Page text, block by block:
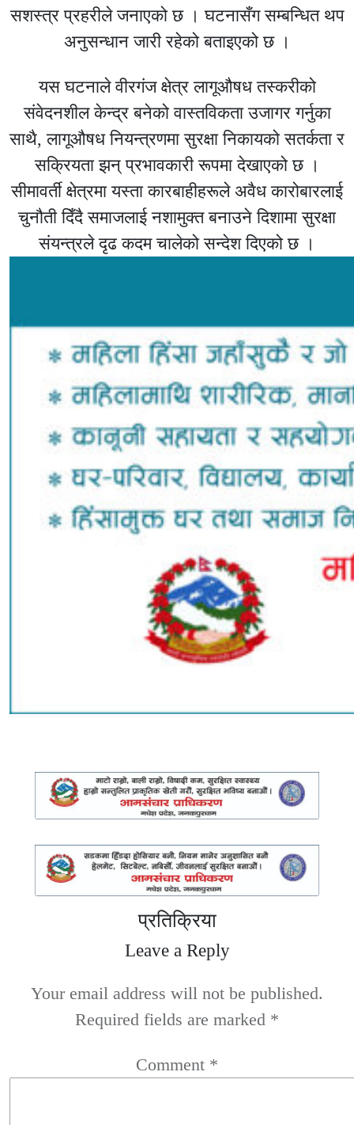
सशस्त्र प्रहरीले जनाएको छ । घटनासँग सम्बन्धित थप
अनुसन्धान जारी रहेको बताइएको छ ।
यस घटनाले वीरगंज क्षेत्र लागूऔषध तस्करीको
संवेदनशील केन्द्र बनेको वास्तविकता उजागर गर्नुका
साथै, लागूऔषध नियन्त्रणमा सुरक्षा निकायको सतर्कता र
सक्रियता झन् प्रभावकारी रूपमा देखाएको छ ।
सीमावर्ती क्षेत्रमा यस्ता कारबाहीहरूले अवैध कारोबारलाई
चुनौती दिँदै समाजलाई नशामुक्त बनाउने दिशामा सुरक्षा
संयन्त्रले दृढ कदम चालेको सन्देश दिएको छ ।
प्रतिक्रिया
Leave a Reply
Your email address will not be published.
Required fields are marked *
Comment *